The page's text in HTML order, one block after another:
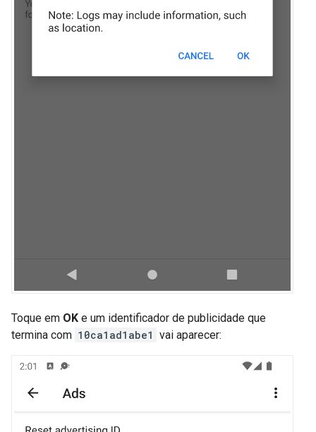
Toque em OK e um identificador de publicidade que
termina com 10ca1ad1abe1 vai aparecer: